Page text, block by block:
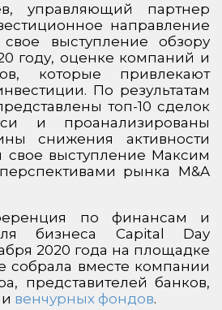
управляющий партнер
направление
свое выступление обзору
году, оценке компаний и
которые привлекают
По результатам
топ-10 сделок
и проанализированы
снижения активности
выступление Максим
рынка M&A
по финансам и
бизнеса Capital Day
2020 года на площадке
собрала вместе компании
представителей банков,
венчурных фондов.